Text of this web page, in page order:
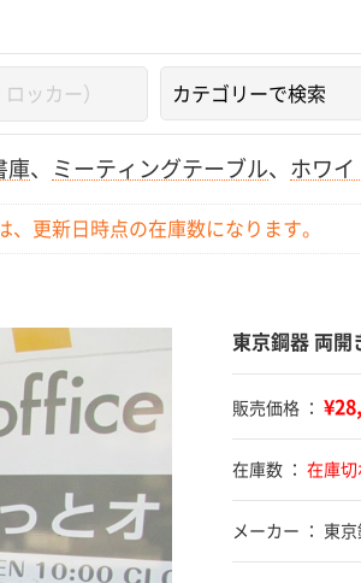
庫、 ミーティングテーブル、 ホワイ
、更新日時点の在庫数になります。
東京鋼器 両開
販売価格 ：
在庫数 ： 在庫切
メーカー ： 東